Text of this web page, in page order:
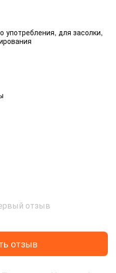
употребления, для засолки,
отзыв
отзыв